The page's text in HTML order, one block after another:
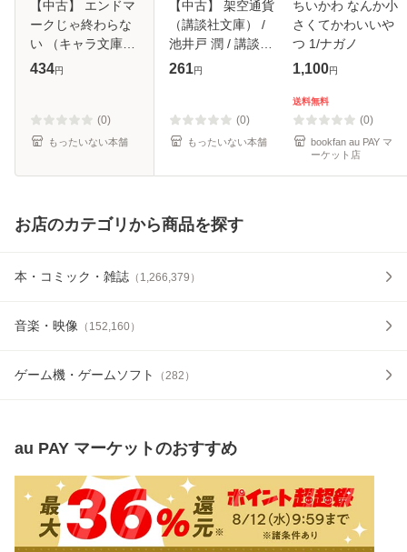
【中古】 エンドマ
ークじゃ終わらな
い （キャラ文庫）
/ 剛 しいら / 徳間
434円
(0)
もったいない本舗
【中古】 架空通貨
（講談社文庫） /
池井戸 潤 / 講談社
[文庫]【メール便送
261円
(0)
もったいない本舗
ちいかわ なんか小
さくてかわいいや
つ 1/ナガノ
1,100円
送料無料
(0)
bookfan au PAY マ
ーケット店
お店のカテゴリから商品を探す
本・コミック・雑誌 （ 1,266,379 ）
音楽・映像 （ 152,160）
ゲーム機・ゲームソフト （282 ）
au PAY マーケットのおすすめ